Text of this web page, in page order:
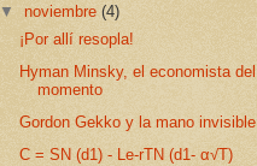
▼noviembre(4)
¡Por allí resopla!
Hyman Minsky, el economista del
momento
Gordon Gekko y la mano invisible
C = SN (d1) - Le-rTN (d1- α√T)